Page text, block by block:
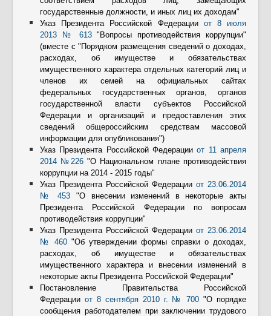
государственные должности, и иных лиц их доходам"
Указ Президента Российской Федерации от 8 июля
2013 № 613"Вопросы противодействия коррупции"
(вместе с "Порядком размещения сведений о доходах,
расходах, об имуществе и обязательствах
имущественного характера отдельных категорий лиц и
членов их семей на официальных сайтах
федеральных государственных органов, органов
государственной власти субъектов Российской
Федерации и организаций и предоставления этих
сведений общероссийским средствам массовой
информации для опубликования")
Указ Президента Российской Федерацииот 11 апреля
2014 №226"О Национальном плане противодействия
коррупции на 2014 - 2015 годы"
Указ Президента Российской Федерации от 23.06.2014
№ 453 "О внесении изменений в некоторые акты
Президента Российской Федерации по вопросам
противодействия коррупции"
Указ Президента Российской Федерации от 23.06.2014
№ 460 "Об утверждении формы справки о доходах,
расходах, об имуществе и обязательствах
имущественного характера и внесении изменений в
некоторые акты Президента Российской Федерации"
Постановление Правительства Российской
Федерации от 8 сентября 2010 г. № 700 "О порядке
сообщения работодателем при заключении трудового